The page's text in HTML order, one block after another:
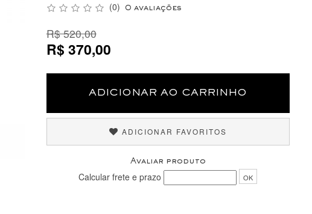
(0) 0 avaliações
R$ 520,00
R$ 370,00
ADICIONAR AO CARRINHO
ADICIONAR FAVORITOS
Avaliar produto
Calcular frete e prazo OK